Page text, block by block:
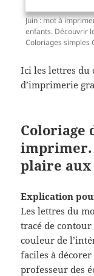
Juin : mot à
enfants. Découvrir
Coloriages simples
Ici les lettres du
d’imprimerie
Coloriage
imprimer.
plaire aux
Explication
Les lettres du
tracé de
couleur de
faciles à décorer
professeur des